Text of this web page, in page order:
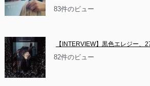
83件のビュー
【INTERVIEW】黒色エレジー、
82件のビュー